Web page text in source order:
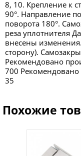
8, 10. Крепление к
90°. Направление
поворота 180°.
реза уплотнителя
внесены
сторону).
Рекомендовано
700 Рекомендовано
35
Похожие